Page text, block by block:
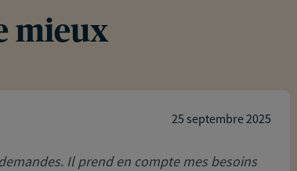
mieux
25 septembre 2025
Il prend en compte mes besoins